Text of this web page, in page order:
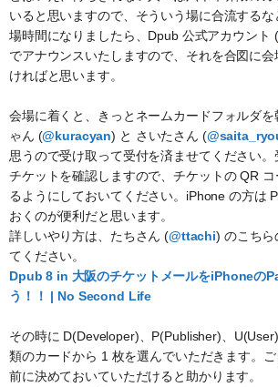
いると思いますので、そういう場に合流する
場時間になりましたら、Dpub 公式アカウント (
でアナウンスいたしますので、それを合図に
ければと思います。
会場に着くと、きっとネームカードフォルダ
ゃん (@kuracyan) と さいたさん (
思うので受け取って受付を済ませてください
チケットを確認しますので、チケットの QR
るようにしておいてください。iPhone の方は
おくのが便利だと思います。
詳しいやり方は、たちさん (@ttachi) のこちら
てください。
Dpub 8 in 大阪のチケットメールをiPhoneの
う！！ | No Second Life
その時に D(Developer)、P(Publisher)、
類のカードから 1 枚を選んでいただきます。
前に決めておいていただけると助かります。